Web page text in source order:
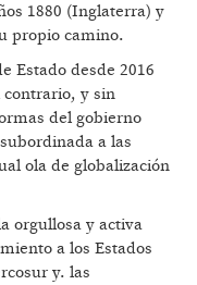
1880 (Inglaterra) y
propio camino.
Estado desde 2016
contrario, y sin
del gobierno
a las
ola de globalización
orgullosa y activa
a los Estados
y. las